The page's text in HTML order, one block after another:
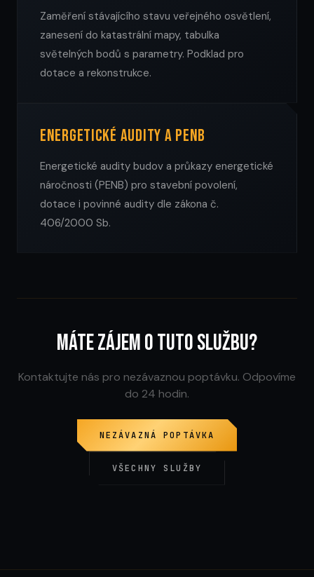
Zaměření stávajícího stavu veřejného osvětlení,
zanesení do katastrální mapy, tabulka
světelných bodů s parametry. Podklad pro
dotace a rekonstrukce.
Energetické audity a PENB
Energetické audity budov a průkazy energetické
náročnosti (PENB) pro stavební povolení,
dotace i povinné audity dle zákona č.
406/2000 Sb.
Máte zájem o tuto službu?
Kontaktujte nás pro nezávaznou poptávku. Odpovíme
do 24 hodin.
NEZÁVAZNÁ POPTÁVKA
VŠECHNY SLUŽBY